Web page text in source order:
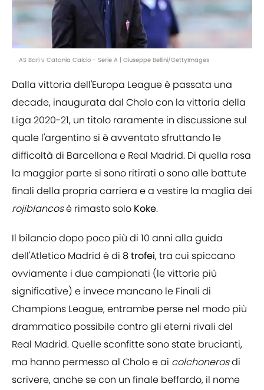
AS Bari v Catania Calcio - Serie A | Giuseppe Bellini/GettyImages
Dalla vittoria dell'Europa League è passata una
decade, inaugurata dal Cholo con la vittoria della
Liga 2020-21, un titolo raramente in discussione sul
quale l'argentino si è avventato sfruttando le
difficoltà di Barcellona e Real Madrid. Di quella rosa
la maggior parte si sono ritirati o sono alle battute
finali della propria carriera e a vestire la maglia dei
rojiblancosè rimasto solo Koke.
Il bilancio dopo poco più di 10 anni alla guida
dell'Atletico Madrid è di 8 trofei, tra cui spiccano
ovviamente i due campionati (le vittorie più
significative) e invece mancano le Finali di
Champions League, entrambe perse nel modo più
drammatico possibile contro gli eterni rivali del
Real Madrid. Quelle sconfitte sono state brucianti,
ma hanno permesso al Cholo e ai colchonerosdi
scrivere, anche se con un finale beffardo, il nome